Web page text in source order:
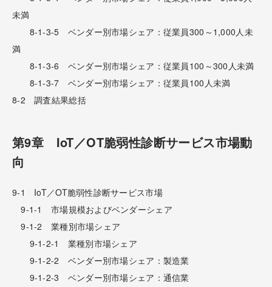
未満
8-1-3-5 ベンダー別市場シェア：従業員300～1,000人未
満
8-1-3-6 ベンダー別市場シェア：従業員100～300人未満
8-1-3-7 ベンダー別市場シェア：従業員100人未満
8-2 調査結果総括
第9章 IoT／OT脆弱性診断サービス市場動
向
9-1 IoT／OT脆弱性診断サービス市場
9-1-1 市場規模およびベンダーシェア
9-1-2 業種別市場シェア
9-1-2-1 業種別市場シェア
9-1-2-2 ベンダー別市場シェア：製造業
9-1-2-3 ベンダー別市場シェア：通信業